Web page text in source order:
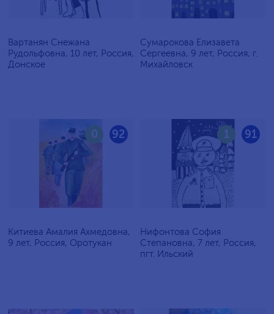
Вартанян Снежана
Рудольфовна, 10 лет, Россия,
Донское
Сумарокова Елизавета
Сергеевна, 9 лет, Россия, г.
Михайловск
92
0
Китиева Амалия Ахмедовна,
9 лет, Россия, Оротукан
91
1
Нифонтова София
Степановна, 7 лет, Россия,
пгт. Ильский